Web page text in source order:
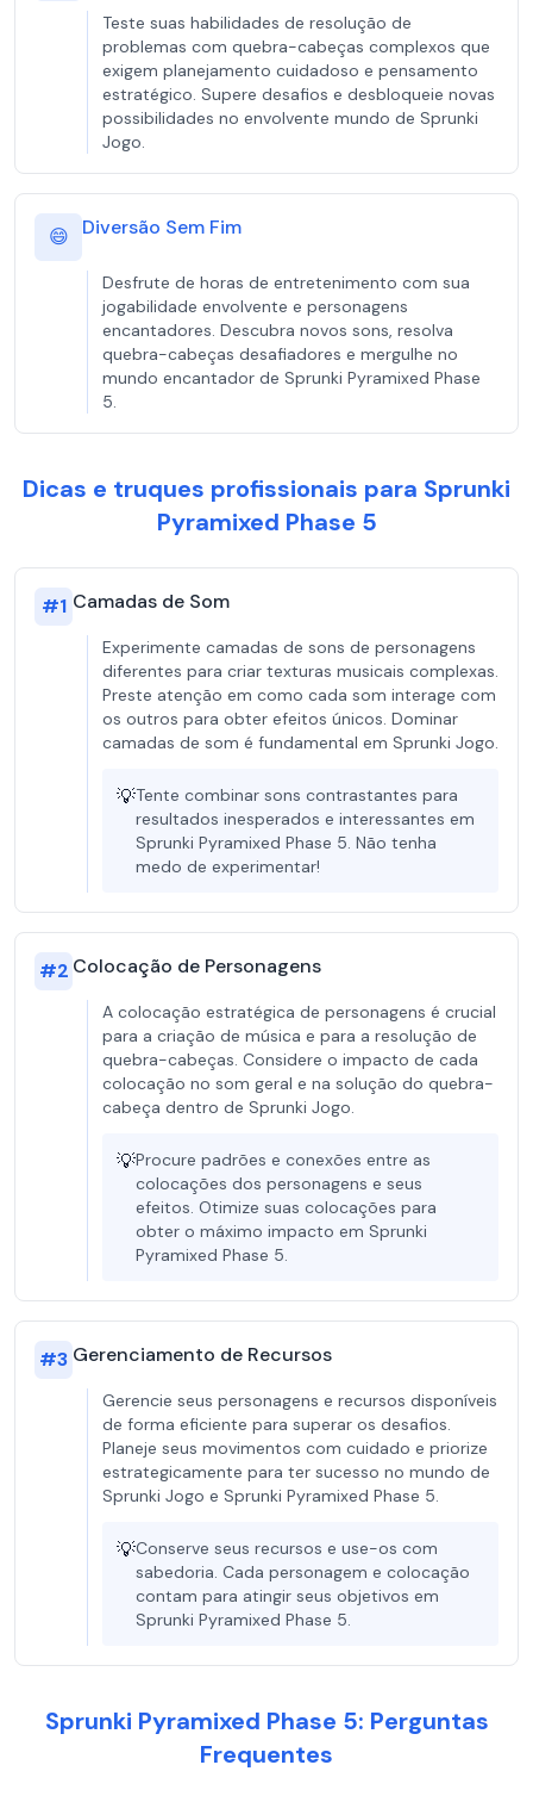
Teste suas habilidades de resolução de
problemas com quebra-cabeças complexos que
exigem planejamento cuidadoso e pensamento
estratégico. Supere desafios e desbloqueie novas
possibilidades no envolvente mundo de Sprunki
Jogo.
😄 Diversão Sem Fim
Desfrute de horas de entretenimento com sua
jogabilidade envolvente e personagens
encantadores. Descubra novos sons, resolva
quebra-cabeças desafiadores e mergulhe no
mundo encantador de Sprunki Pyramixed Phase
5.
Dicas e truques profissionais para Sprunki
Pyramixed Phase 5
#1 Camadas de Som
Experimente camadas de sons de personagens
diferentes para criar texturas musicais complexas.
Preste atenção em como cada som interage com
os outros para obter efeitos únicos. Dominar
camadas de som é fundamental em Sprunki Jogo.
💡Tente combinar sons contrastantes para
resultados inesperados e interessantes em
Sprunki Pyramixed Phase 5. Não tenha
medo de experimentar!
#2 Colocação de Personagens
A colocação estratégica de personagens é crucial
para a criação de música e para a resolução de
quebra-cabeças. Considere o impacto de cada
colocação no som geral e na solução do quebra-
cabeça dentro de Sprunki Jogo.
💡Procure padrões e conexões entre as
colocações dos personagens e seus
efeitos. Otimize suas colocações para
obter o máximo impacto em Sprunki
Pyramixed Phase 5.
#3 Gerenciamento de Recursos
Gerencie seus personagens e recursos disponíveis
de forma eficiente para superar os desafios.
Planeje seus movimentos com cuidado e priorize
estrategicamente para ter sucesso no mundo de
Sprunki Jogo e Sprunki Pyramixed Phase 5.
💡Conserve seus recursos e use-os com
sabedoria. Cada personagem e colocação
contam para atingir seus objetivos em
Sprunki Pyramixed Phase 5.
Sprunki Pyramixed Phase 5: Perguntas
Frequentes